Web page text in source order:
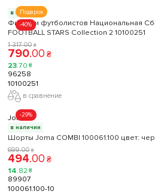
Подарок
-40%
в наличии
Фигурки футболистов Национальная
FOOTBALL STARS Collection 2 10100251
1 317.00 ₴
790.00 ₴
23.70 ₴
96258
10100251
в сравнение
-29%
Joma
в наличии
Шорты Joma COMBI 100061.100 цвет:
699.00 ₴
494.00 ₴
14.82 ₴
89907
100061.100-10